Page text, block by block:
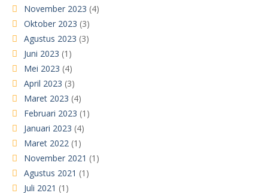
November 2023 (4)
Oktober 2023 (3)
Agustus 2023 (3)
Juni 2023 (1)
Mei 2023 (4)
April 2023 (3)
Maret 2023 (4)
Februari 2023 (1)
Januari 2023 (4)
Maret 2022 (1)
November 2021 (1)
Agustus 2021 (1)
Juli 2021 (1)